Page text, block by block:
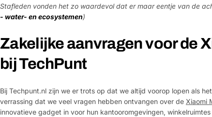
Stafleden vonden het zo waardevol dat er maar eentje van de
- water- en ecosystemen)
Zakelijke aanvragen voor de
bij TechPunt
Bij Techpunt.nl zijn we er trots op dat we altijd voorop lopen als
verrassing dat we veel vragen hebben ontvangen over de Xiaomi
innovatieve gadget in voor hun kantooromgevingen,